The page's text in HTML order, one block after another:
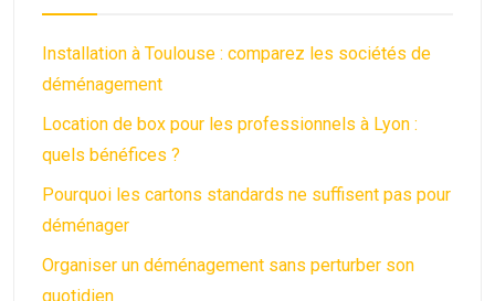
Installation à Toulouse : comparez les sociétés de
déménagement
Location de box pour les professionnels à Lyon :
quels bénéfices ?
Pourquoi les cartons standards ne suffisent pas pour
déménager
Organiser un déménagement sans perturber son
quotidien